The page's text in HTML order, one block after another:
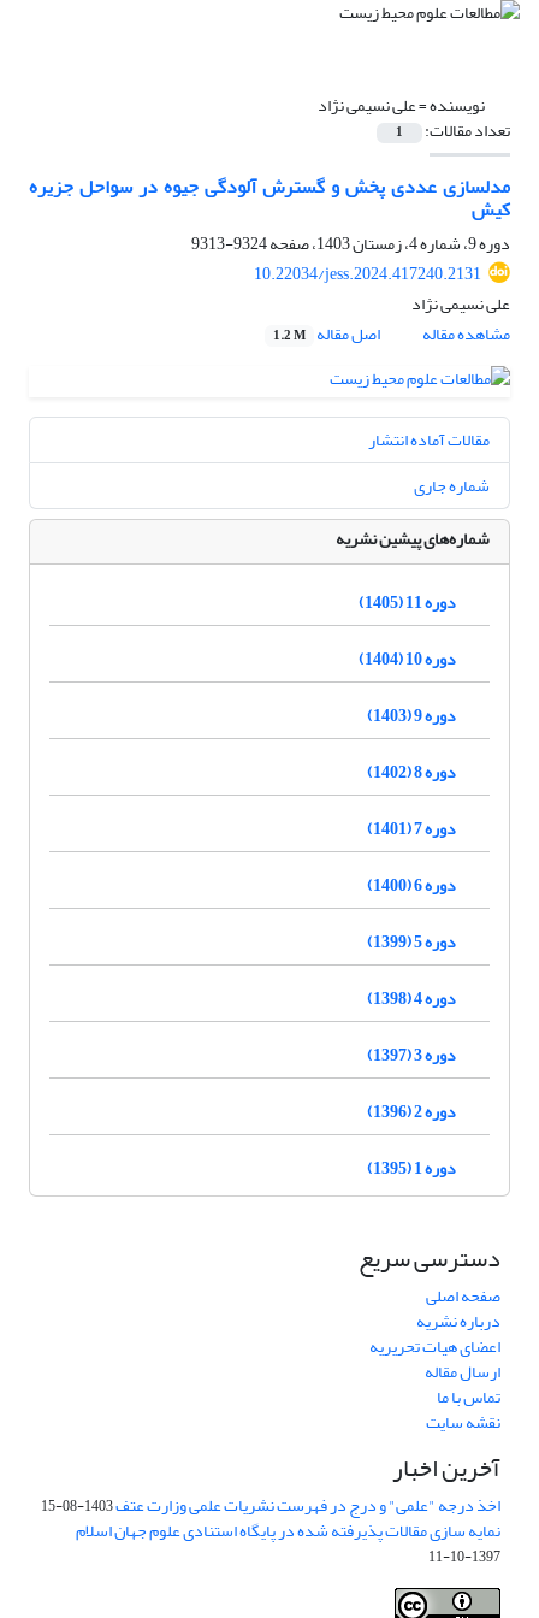
نویسنده =علی نسیمی نژاد
تعداد مقالات: 1
مدلسازی عددی پخش و گسترش آلودگی جیوه در سواحل جزیره
کیش
دوره 9، شماره 4، زمستان 1403، صفحه
9324-9313
10.22034/jess.2024.417240.2131
علی نسیمی نژاد
مشاهده مقاله
اصل مقاله 1.2 M
مقالات آماده انتشار
شماره جاری
شماره‌های پیشین نشریه
دوره 11 (1405)
دوره 10 (1404)
دوره 9 (1403)
دوره 8 (1402)
دوره 7 (1401)
دوره 6 (1400)
دوره 5 (1399)
دوره 4 (1398)
دوره 3 (1397)
دوره 2 (1396)
دوره 1 (1395)
دسترسی سریع
صفحه اصلی
درباره نشریه
اعضای هیات تحریریه
ارسال مقاله
تماس با ما
نقشه سایت
آخرین اخبار
اخذ درجه "علمی" و درج در فهرست نشریات علمی وزارت عتف1403-08-15
نمایه سازی مقالات پذیرفته شده در پایگاه استنادی علوم جهان اسلام
1397-10-11